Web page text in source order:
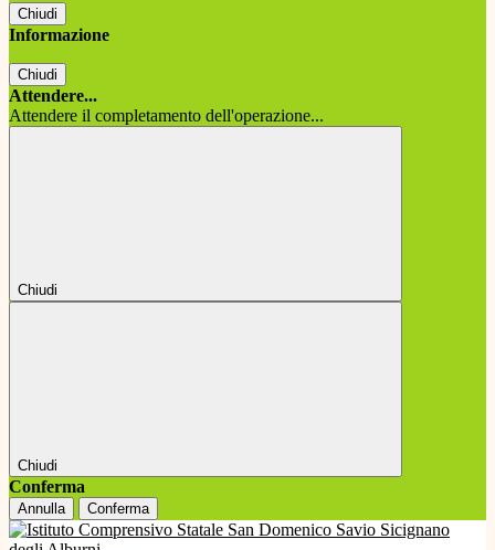
Chiudi
Informazione
Chiudi
Attendere...
Attendere il completamento dell'operazione...
Chiudi
Chiudi
Conferma
Annulla Conferma